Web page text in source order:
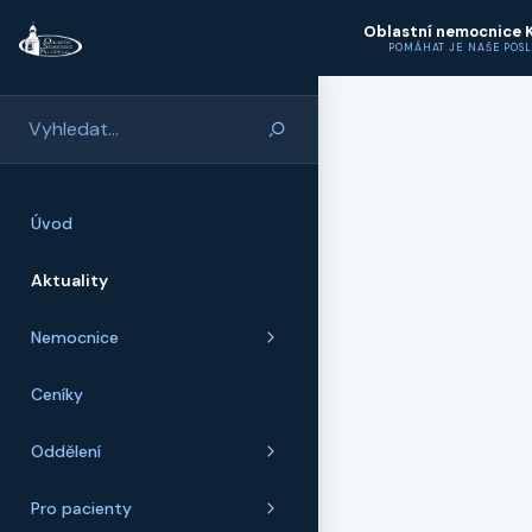
Oblastní nemocnice
POMÁHAT JE NAŠE
Úvod
Aktuality
Nemocnice
Ceníky
Oddělení
Pro pacienty